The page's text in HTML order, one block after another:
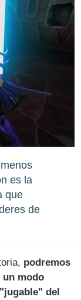
es la
que
de
podremos
un modo
del